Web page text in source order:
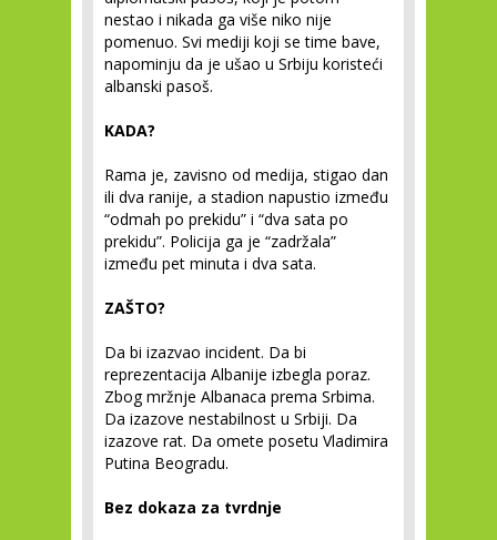
nestao i nikada ga više niko nije
pomenuo. Svi mediji koji se time bave,
napominju da je ušao u Srbiju koristeći
albanski pasoš.
KADA?
Rama je, zavisno od medija, stigao dan
ili dva ranije, a stadion napustio između
“odmah po prekidu” i “dva sata po
prekidu”. Policija ga je “zadržala”
između pet minuta i dva sata.
ZAŠTO?
Da bi izazvao incident. Da bi
reprezentacija Albanije izbegla poraz.
Zbog mržnje Albanaca prema Srbima.
Da izazove nestabilnost u Srbiji. Da
izazove rat. Da omete posetu Vladimira
Putina Beogradu.
Bez dokaza za tvrdnje